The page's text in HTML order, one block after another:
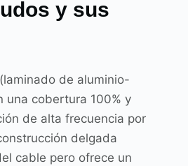
y sus
(laminado de aluminio-
una cobertura 100% y
de alta frecuencia por
delgada
cable pero ofrece un